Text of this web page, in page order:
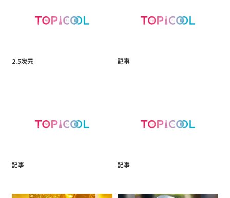
2.5次元 記事
記事 記事